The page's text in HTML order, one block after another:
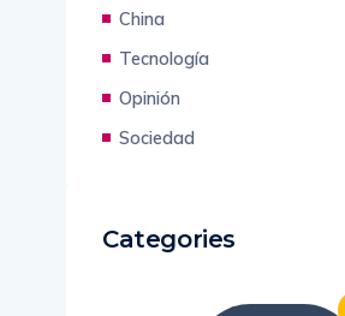
China
Tecnología
Opinión
Sociedad
Categories